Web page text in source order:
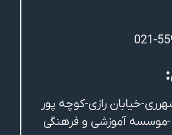
021-
خیابان رازی-کوچه پور
آموزشی و فرهنگی